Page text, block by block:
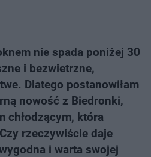
nie spada poniżej 30
i bezwietrzne,
Dlatego postanowiłam
nowość z Biedronki,
chłodzącym, która
rzeczywiście daje
i warta swojej